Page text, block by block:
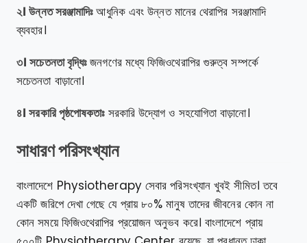
২। উন্নত সরঞ্জামাদিঃআধুনিক এবং উন্নত মানের থেরাপির সরঞ্জামাদি
ব্যবহার।
৩। সচেতনতা বৃদ্ধিঃজনগণের মধ্যে ফিজিওথেরাপির গুরুত্ব সম্পর্কে
সচেতনতা বাড়ানো।
৪। সরকারি পৃষ্ঠপোষকতাঃসরকারি উদ্যোগ ও সহযোগিতা বাড়ানো।
সাধারণ পরিসংখ্যান
বাংলাদেশে Physiotherapy সেবার পরিসংখ্যান খুবই সীমিত। তবে
একটি জরিপে দেখা গেছে যে প্রায় ৮০% মানুষ তাদের জীবনের কোন না
কোন সময়ে ফিজিওথেরাপির প্রয়োজন অনুভব করে। বাংলাদেশে প্রায়